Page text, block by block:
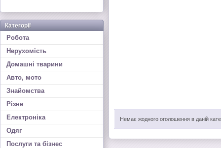
Категорії
Робота
Нерухомість
Домашні тварини
Авто, мото
Знайомства
Різне
Електроніка
Одяг
Послуги та бізнес
Немає жодного оголошення в даній